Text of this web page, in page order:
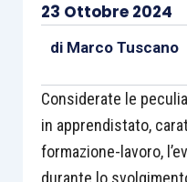
23 Ottobre 2024
di Marco Tuscano
Considerate le
in apprendistato,
formazione-lavoro,
durante lo